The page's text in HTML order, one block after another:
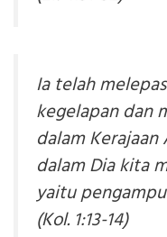
Ia telah
kegelapan dan
dalam
dalam Dia kita
yaitu
(Kol. 1:13-14)